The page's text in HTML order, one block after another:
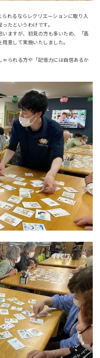
れるならレクリエーションに取り入
たというわけです。
ますが、初見の方も多いため、「高
意して実施いたしました。
られる方や「記憶力には自信あるか